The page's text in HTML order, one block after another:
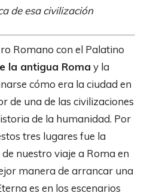
de esa civilización
Romano con el Palatino
la antigua Roma y la
cómo era la ciudad en
de una de las civilizaciones
de la humanidad. Por
tres lugares fue la
nuestro viaje a Roma en
manera de arrancar una
es en los escenarios